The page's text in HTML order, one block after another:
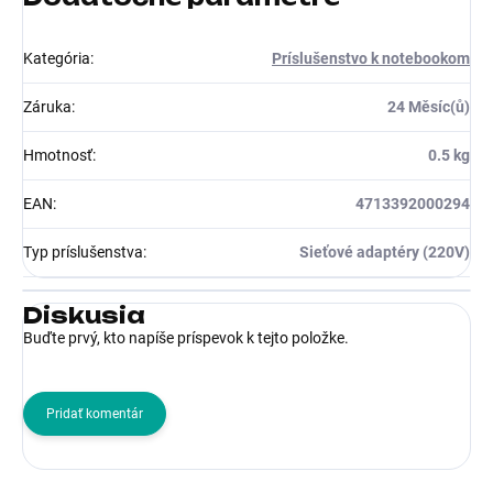
Kategória: Príslušenstvo k notebookom
Záruka: 24 Měsíc(ů)
Hmotnosť: 0.5 kg
EAN: 4713392000294
Typ príslušenstva: Sieťové adaptéry (220V)
Diskusia
Buďte prvý, kto napíše príspevok k tejto položke.
Pridať komentár